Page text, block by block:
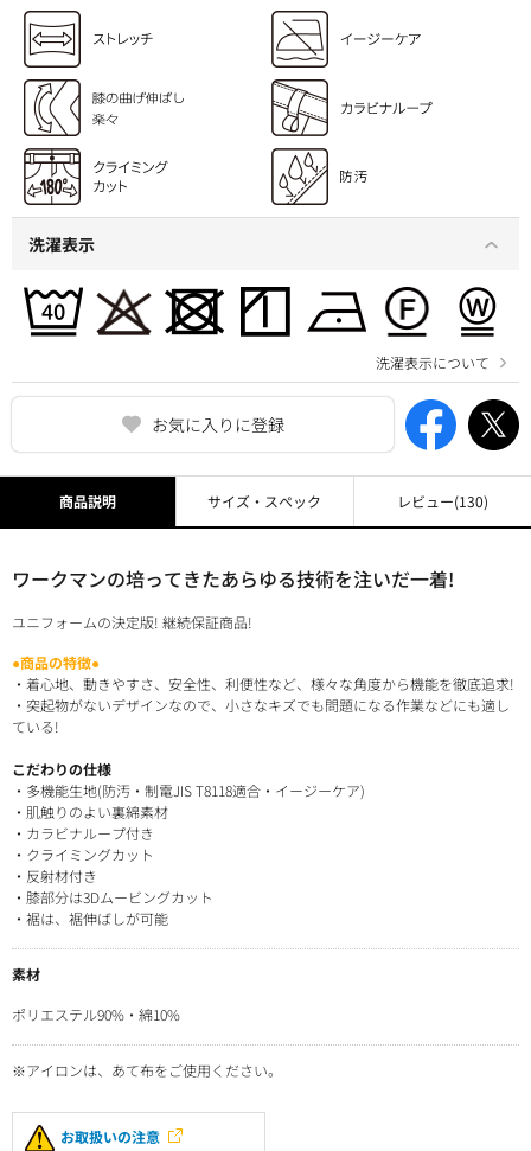
お気に入りに登録
洗濯表示
洗濯表示について
商品説明
ワークマンの培ってきたあらゆる技術を注いだ一着!
ユニフォームの決定版! 継続保証商品!
●商品の特徴●
・着心地、動きやすさ、安全性、利便性など、様々な角度から機能を徹底追求!
・突起物がないデザインなので、小さなキズでも問題になる作業などにも適し
ている!
こだわりの仕様
・多機能生地(防汚・制電JIS T8118適合・イージーケア)
・肌触りのよい裏綿素材
・カラビナループ付き
・クライミングカット
・反射材付き
・膝部分は3Dムービングカット
・裾は、裾伸ばしが可能
素材
ポリエステル90%・綿10%
※アイロンは、あて布をご使用ください。
お取扱いの注意
サイズ・スペック レビュー(130)